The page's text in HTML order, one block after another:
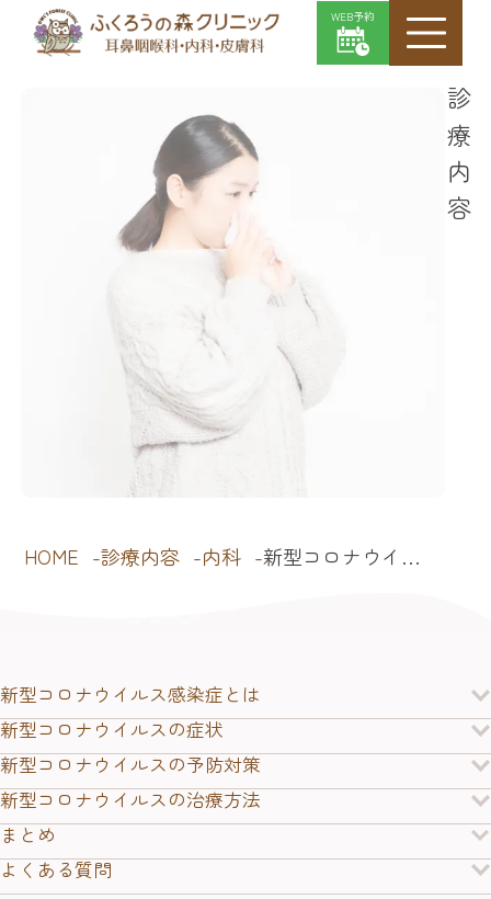
WEB予約
診療内容
HOME 診療内容 内科 新型コロナウイ…
新型コロナウイルス感染症とは
新型コロナウイルスの症状
新型コロナウイルスの予防対策
新型コロナウイルスの治療方法
まとめ
よくある質問